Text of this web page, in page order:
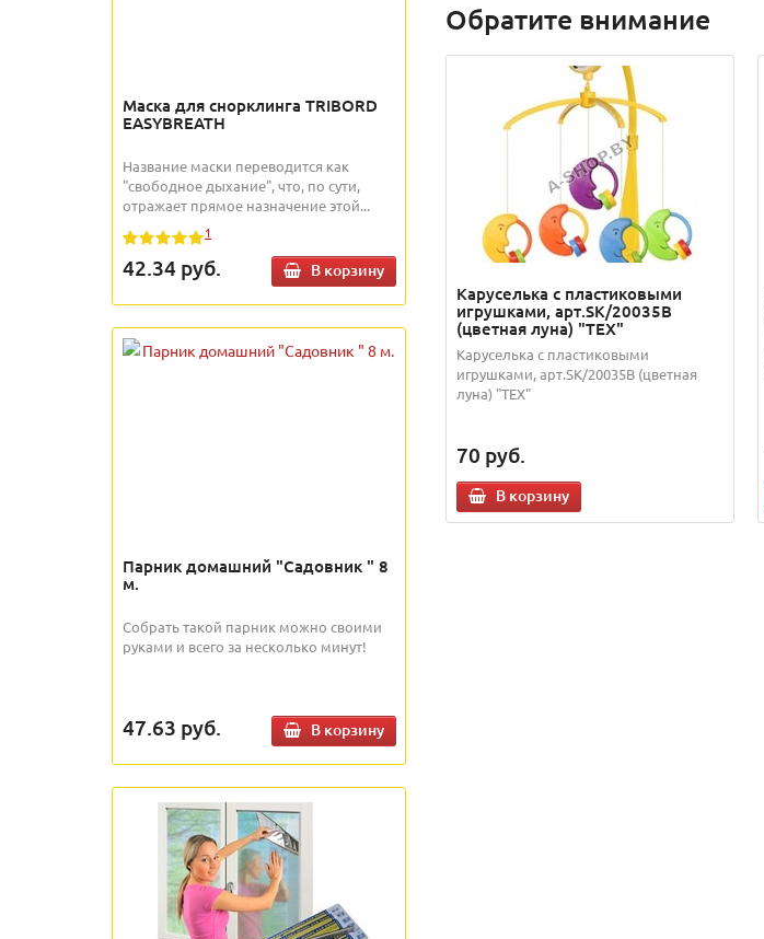
Маска для снорклинга TRIBORD
EASYBREATH
Название маски переводится как
"свободное дыхание", что, по сути,
отражает прямое назначение этой...
1
42.34 руб. В корзину
Парник домашний "Садовник " 8
м.
Собрать такой парник можно своими
руками и всего за несколько минут!
47.63 руб. В корзину
Обратите внимание
Каруселька с пластиковыми
игрушками, арт.SK/20035В
(цветная луна) "TEX"
Каруселька с пластиковыми
игрушками, арт.SK/20035В (цветная
луна) "TEX"
70 руб.
В корзину